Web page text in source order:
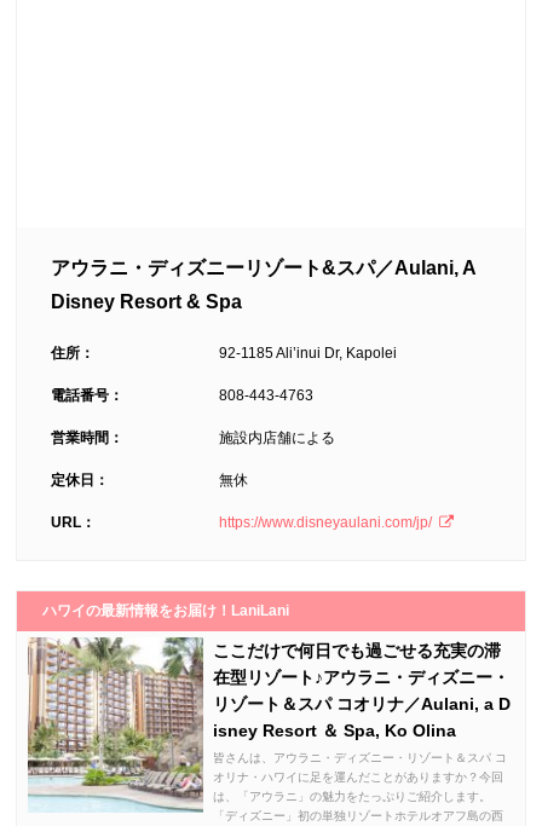
アウラニ・ディズニーリゾート&スパ／Aulani, A
Disney Resort & Spa
住所： 92-1185 Ali’inui Dr, Kapolei
電話番号： 808-443-4763
営業時間： 施設内店舗による
定休日： 無休
URL： https://www.disneyaulani.com/jp/
ハワイの最新情報をお届け！LaniLani
ここだけで何日でも過ごせる充実の滞
在型リゾート♪アウラニ・ディズニー・
リゾート＆スパ コオリナ／Aulani, a D
isney Resort ＆ Spa, Ko Olina
皆さんは、アウラニ・ディズニー・リゾート＆スパ コ
オリナ・ハワイに足を運んだことがありますか？今回
は、「アウラニ」の魅力をたっぷりご紹介します。
「ディズニー」初の単独リゾートホテルオアフ島の西